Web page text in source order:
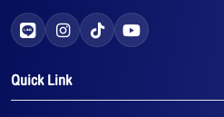
Quick Link